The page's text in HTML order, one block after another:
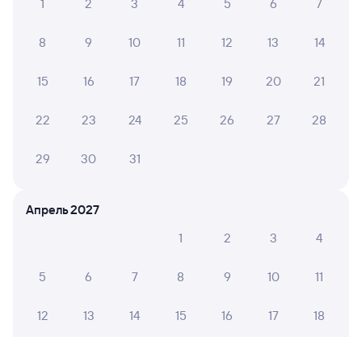
1
2 3 4 5 6 7
8 9 10 11 12 13 14
15 16 17 18 19 20 21
22 23 24 25 26 27 28
29 30 31
Апрель 2027
1
2 3 4
5 6 7 8 9 10 11
12 13 14 15 16 17 18